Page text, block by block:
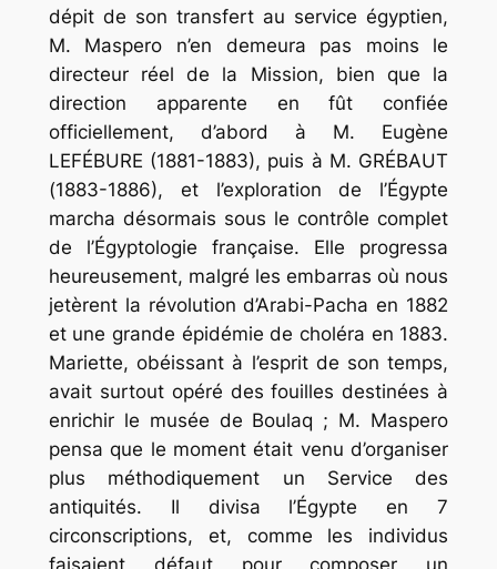
dépit de son transfert au service égyptien,
M. Maspero n’en demeura pas moins le
directeur réel de la Mission, bien que la
direction apparente en fût confiée
officiellement, d’abord à M. Eugène
LEFÉBURE (1881-1883), puis à M. GRÉBAUT
(1883-1886), et l’exploration de l’Égypte
marcha désormais sous le contrôle complet
de l’Égyptologie française. Elle progressa
heureusement, malgré les embarras où nous
jetèrent la révolution d’Arabi-Pacha en 1882
et une grande épidémie de choléra en 1883.
Mariette, obéissant à l’esprit de son temps,
avait surtout opéré des fouilles destinées à
enrichir le musée de Boulaq ; M. Maspero
pensa que le moment était venu d’organiser
plus méthodiquement un Service des
antiquités. Il divisa l’Égypte en 7
circonscriptions, et, comme les individus
faisaient défaut pour composer un